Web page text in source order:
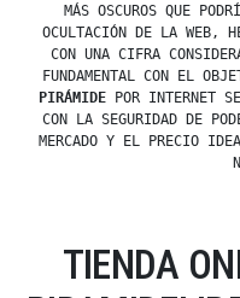
MÁS OSCUROS QUE
OCULTACIÓN DE LA WEB,
CON UNA CIFRA
FUNDAMENTAL CON EL
PIRÁMIDEPOR INTERNET
CON LA SEGURIDAD DE
MERCADO Y EL PRECIO
TIENDA